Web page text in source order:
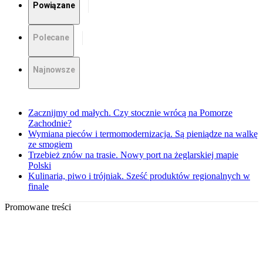
Powiązane
Polecane
Najnowsze
Zacznijmy od małych. Czy stocznie wrócą na Pomorze
Zachodnie?
Wymiana pieców i termomodernizacja. Są pieniądze na walkę
ze smogiem
Trzebież znów na trasie. Nowy port na żeglarskiej mapie
Polski
Kulinaria, piwo i trójniak. Sześć produktów regionalnych w
finale
Promowane treści